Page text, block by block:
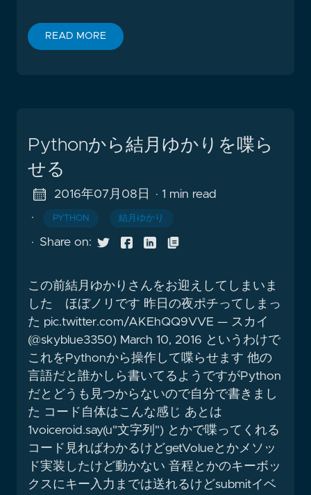
READ MORE
Pythonから結月ゆかりを喋ら
せる
2016年07月08日
· 1 min read
·
PYTHON 結月ゆかり
· Share on:
この前結月ゆかりさんをお迎えしてしまいま
した ほぼノリです 昨日の夜ポチってしまっ
た pic.twitter.com/AKEhQQ9VVE — スカイ
(@skyblue3350) March 10, 2016 というわけで
これをPythonから操作して喋らせます 他の
言語だと誰かしら書いてるようですがPython
だとどうも見つからないので自分で書きまし
た コード自体はこんな感じ あとは
1voiceroid.say(u"文字列") とかで喋ってくれる
コード見ればわかるけどgetVolueとかメソッ
ド実装したけど動かない 音程とかのキーボッ
クスにキー入力までは送れるけどsubmitイベ